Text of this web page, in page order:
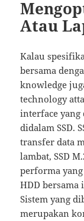
Atau
Kalau
bersama
knowledge
technology
interface
didalam SSD.
transfer data
lambat, SSD
performa
HDD
Sistem yang
merupakan